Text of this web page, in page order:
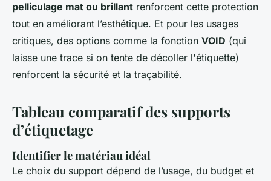
pelliculage mat ou brillant renforcent cette protection
tout en améliorant l’esthétique. Et pour les usages
critiques, des options comme la fonction VOID (qui
laisse une trace si on tente de décoller l'étiquette)
renforcent la sécurité et la traçabilité.
Tableau comparatif des supports
d’étiquetage
Identifier le matériau idéal
Le choix du support dépend de l’usage, du budget et